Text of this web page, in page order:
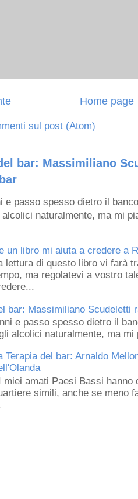
Home page
sul post (Atom)
bar: Massimiliano
e passo spesso dietro il
naturalmente, ma mi
un libro mi aiuta a credere a
lettura di questo libro vi farà
ma regolatevi a vostro
bar: Massimiliano
e passo spesso dietro il
alcolici naturalmente, ma mi
Terapia del bar: Arnaldo
miei amati Paesi Bassi
simili, anche se meno